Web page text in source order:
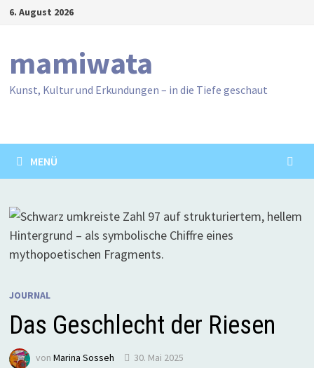
Zum6. August 2026
mamiwata
Kunst, Kultur und Erkundungen – in die Tiefe geschaut
MENÜ
JOURNAL
Das Geschlecht der Riesen
von Marina Sosseh 30. Mai 2025